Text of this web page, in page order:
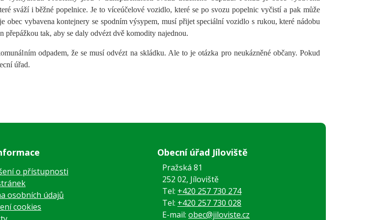
sváží i běžné popelnice. Je to víceúčelové vozidlo, které se po svozu popelnic vyčistí a pak může
obec vybavena kontejnery se spodním výsypem, musí přijet speciální vozidlo s rukou, které nádobu
tak, aby se daly odvézt dvě komodity najednou.
odpadem, že se musí odvézt na skládku. Ale to je otázka pro neukázněné občany. Pokud
úřad.
o přístupnosti
osobních údajů
cookies
Obecní úřad Jíloviště
Pražská 81
252 02, Jíloviště
Tel: +420 257 730 274
Tel: +420 257 730 028
E-mail: obec@jiloviste.cz